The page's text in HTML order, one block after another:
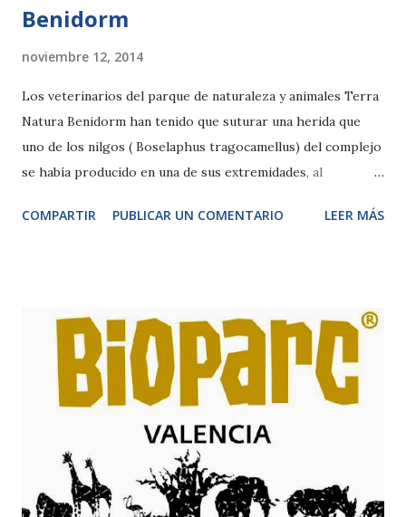
Benidorm
noviembre 12, 2014
Los veterinarios del parque de naturaleza y animales Terra
Natura Benidorm han tenido que suturar una herida que
uno de los nilgos ( Boselaphus tragocamellus) del complejo
se había producido en una de sus extremidades, al
que se encuentran en el recinto. Después de ser
grandes dimensiones ha sido necesario utilizar anestesia
general para poder suturar con puntos la herida del
antílope. Mediante un dardo anestésico se le ha
administrado la medicación necesaria para que el animal
quedara inconsciente y de esta forma los profesionales
pudieran intervenir con total seguridad y sin correr ningún
tipo de riesgo. Una vez comprobada la profundidad de la
herida, se ha procedida a lavarla y desinfectarla para
COMPARTIR PUBLICAR UN COMENTARIO LEER MÁS